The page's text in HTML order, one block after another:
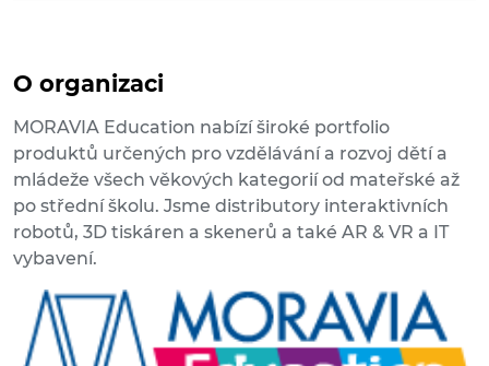
O organizaci
MORAVIA Education nabízí široké portfolio
produktů určených pro vzdělávání a rozvoj dětí a
mládeže všech věkových kategorií od mateřské až
po střední školu. Jsme distributory interaktivních
robotů, 3D tiskáren a skenerů a také AR & VR a IT
vybavení.